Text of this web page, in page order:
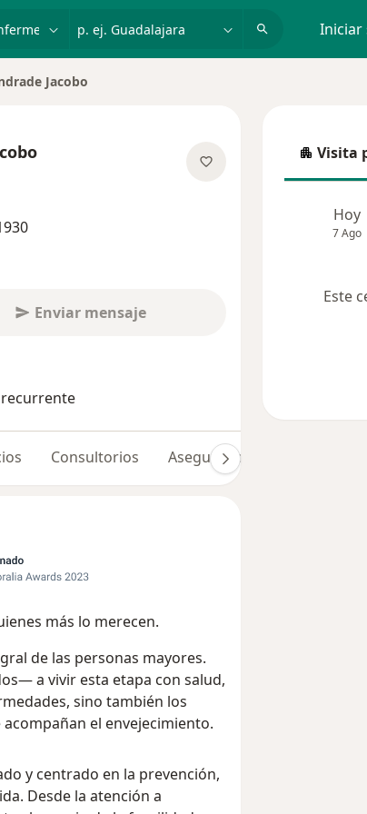
Iniciar
Jacobo
Enviar mensaje
recurrente
Consultorios Aseguradoras
más lo merecen.
de las personas mayores.
a vivir esta etapa con salud,
sino también los
el envejecimiento.
y centrado en la prevención,
Desde la atención a
Visita
Visita
Hoy
7 Ago
Este